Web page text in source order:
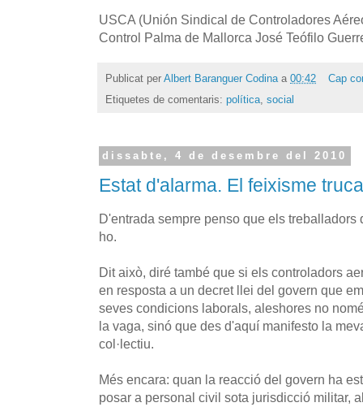
USCA (Unión Sindical de Controladores
Control Palma de Mallorca José Teófilo
Publicat per Albert Baranguer Codina a 00:42
Cap
Etiquetes de comentaris: política, social
dissabte, 4 de desembre del 2010
Estat d'alarma. El feixisme
D'entrada sempre penso que els treballadors
ho.
Dit això, diré també que si els controladors
en resposta a un decret llei del govern que
seves condicions laborals, aleshores no
la vaga, sinó que des d'aquí manifesto la
col·lectiu.
Més encara: quan la reacció del govern ha
posar a personal civil sota jurisdicció militar,